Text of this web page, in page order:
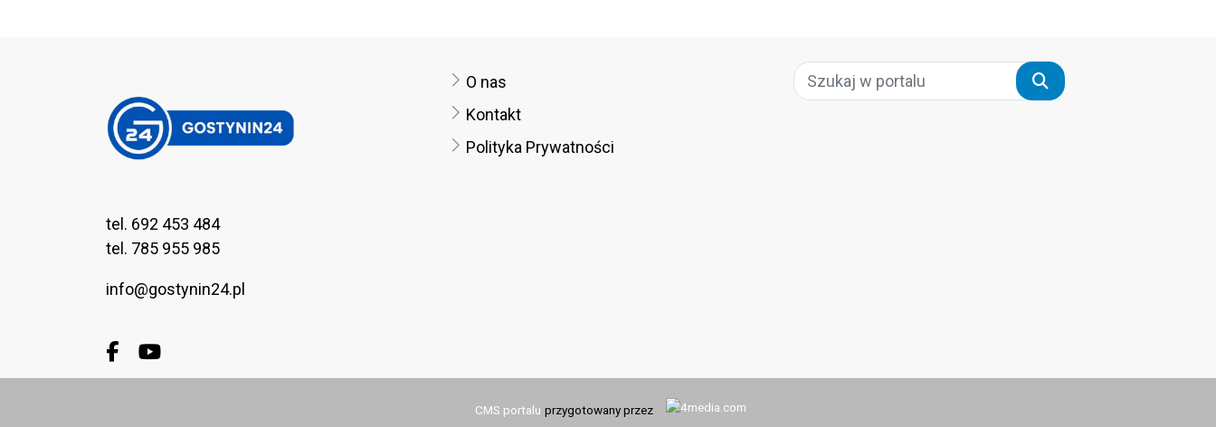
tel. 692 453 484
tel. 785 955 985
info@gostynin24.pl
O nas
Kontakt
Polityka Prywatności
Szukaj
Facebook.com
Youtube.com
CMS portalu przygotowany przez